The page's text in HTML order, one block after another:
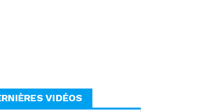
VIDÉOS